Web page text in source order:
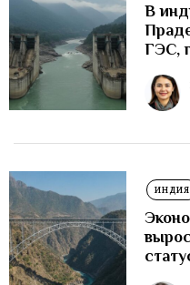
В
ГЭС,
ИНДИЯ